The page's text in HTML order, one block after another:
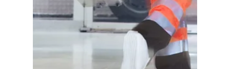
são aqueles aceitos no mais completo
hospital da cidade: O Hospital Albert
Einstein de Goiânia. Na Brokermix , temos
os melhores planos de saúde aceitos no
Einstein Goiânia. Com 19 anos de
experiência em planos de saúde de alto